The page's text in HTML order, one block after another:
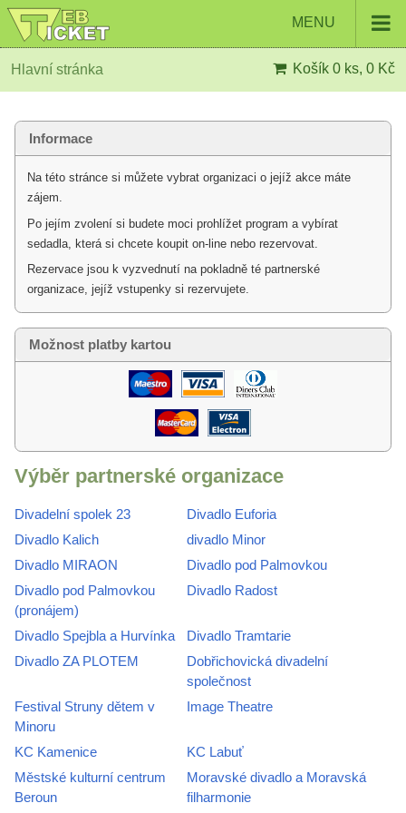
MENU
Hlavní stránka Košík 0 ks, 0 Kč
Informace
Na této stránce si můžete vybrat organizaci o jejíž akce máte
zájem.
Po jejím zvolení si budete moci prohlížet program a vybírat
sedadla, která si chcete koupit on-line nebo rezervovat.
Rezervace jsou k vyzvednutí na pokladně té partnerské
organizace, jejíž vstupenky si rezervujete.
Možnost platby kartou
Výběr partnerské organizace
Divadelní spolek 23
Divadlo Euforia
Divadlo Kalich
divadlo Minor
Divadlo MIRAON
Divadlo pod Palmovkou
Divadlo pod Palmovkou
(pronájem)
Divadlo Radost
Divadlo Spejbla a Hurvínka
Divadlo Tramtarie
Divadlo ZA PLOTEM
Dobřichovická divadelní
společnost
Festival Struny dětem v
Minoru
Image Theatre
KC Kamenice
KC Labuť
Městské kulturní centrum
Beroun
Moravské divadlo a Moravská
filharmonie